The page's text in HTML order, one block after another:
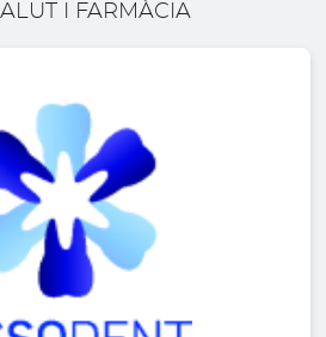
I FARMÀCIA